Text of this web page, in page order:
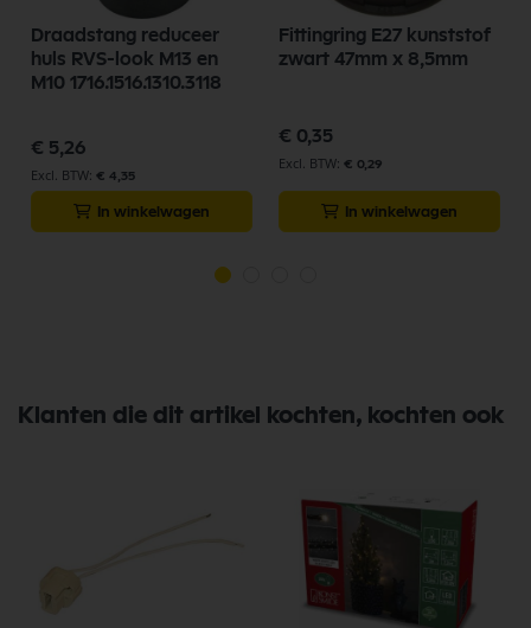
Draadstang reduceer
huls RVS-look M13 en
M10 1716.1516.1310.3118
€ 5,26
€ 4,35
In winkelwagen
Fittingring E27 kunststof
zwart 47mm x 8,5mm
€ 0,35
€ 0,29
In winkelwagen
Klanten die dit artikel kochten, kochten ook